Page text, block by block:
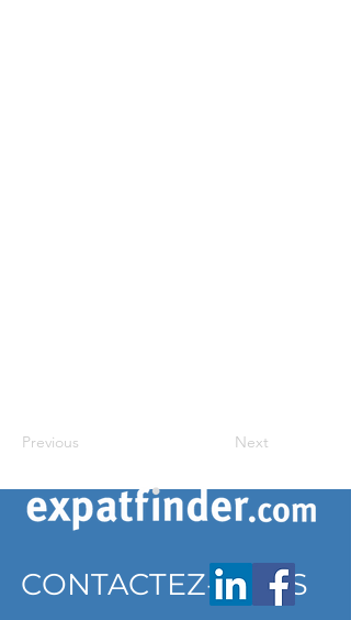
Previous Next
CONTACTEZ-NOUS